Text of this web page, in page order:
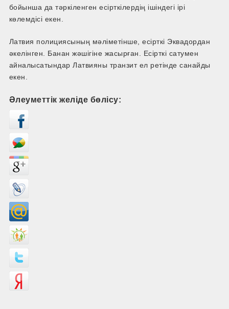
бойынша да тәркіленген есірткілердің ішіндегі ірі
көлемдісі екен.
Латвия полициясының мәліметінше, есірткі Эквадордан
әкелінген. Банан жәшігіне жасырған. Есірткі сатумен
айналысатындар Латвияны транзит ел ретінде санайды
екен.
Әлеуметтік желіде бөлісу: